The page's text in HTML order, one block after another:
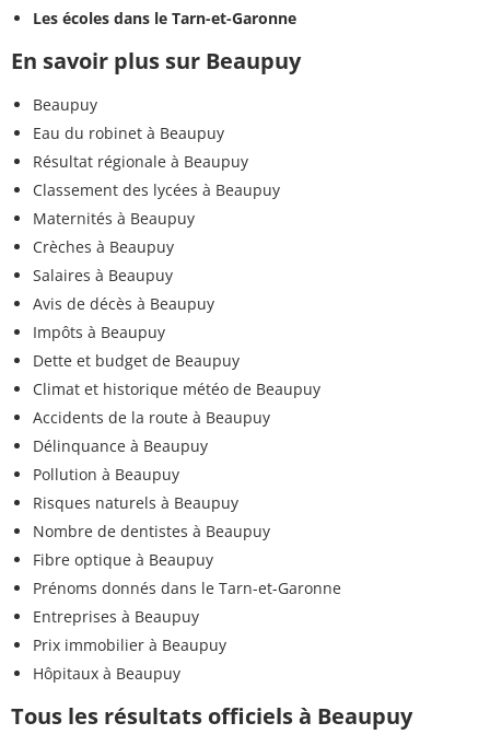
Les écoles dans le Tarn-et-Garonne
En savoir plus sur Beaupuy
Beaupuy
Eau du robinet à Beaupuy
Résultat régionale à Beaupuy
Classement des lycées à Beaupuy
Maternités à Beaupuy
Crèches à Beaupuy
Salaires à Beaupuy
Avis de décès à Beaupuy
Impôts à Beaupuy
Dette et budget de Beaupuy
Climat et historique météo de Beaupuy
Accidents de la route à Beaupuy
Délinquance à Beaupuy
Pollution à Beaupuy
Risques naturels à Beaupuy
Nombre de dentistes à Beaupuy
Fibre optique à Beaupuy
Prénoms donnés dans le Tarn-et-Garonne
Entreprises à Beaupuy
Prix immobilier à Beaupuy
Hôpitaux à Beaupuy
Tous les résultats officiels à Beaupuy